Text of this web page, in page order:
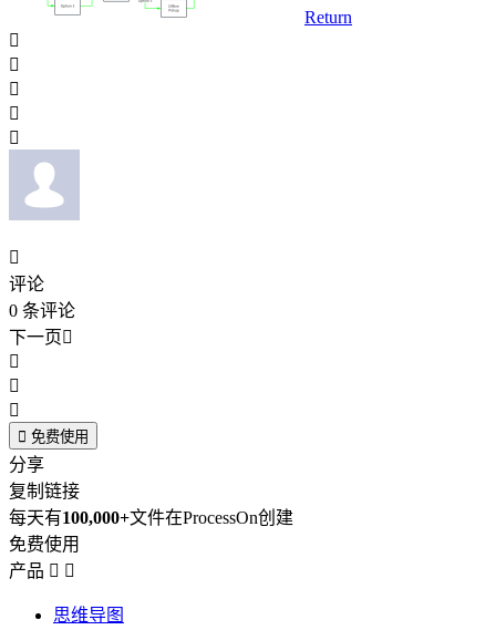
Return






评论
0 条评论
下一页



 免费使用
分享
复制链接
每天有100,000+文件在ProcessOn创建
免费使用
产品  
思维导图